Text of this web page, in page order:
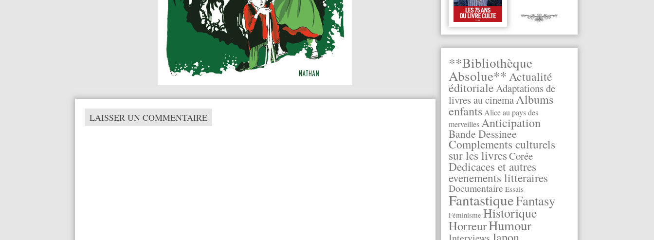
**Bibliothèque
Absolue**Actualité
éditorialeAdaptations de
livres au cinemaAlbums
enfantsAlice au pays des
merveillesAnticipation
Bande Dessinee
Complements culturels
sur les livresCorée
Dedicaces et autres
evenements litteraires
Documentaire Essais
FantastiqueFantasy
Féminisme Historique
HorreurHumour
LAISSER UN COMMENTAIRE